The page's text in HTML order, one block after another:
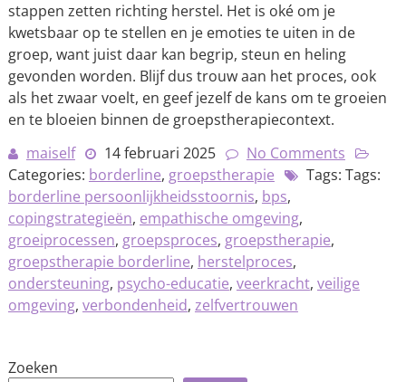
stappen zetten richting herstel. Het is oké om je
kwetsbaar op te stellen en je emoties te uiten in de
groep, want juist daar kan begrip, steun en heling
gevonden worden. Blijf dus trouw aan het proces, ook
als het zwaar voelt, en geef jezelf de kans om te groeien
en te bloeien binnen de groepstherapiecontext.
maiself
14 februari 2025
No Comments
Categories: borderline, groepstherapie
Tags: Tags:
borderline persoonlijkheidsstoornis, bps,
copingstrategieën, empathische omgeving,
groeiprocessen, groepsproces, groepstherapie,
groepstherapie borderline, herstelproces,
ondersteuning, psycho-educatie, veerkracht, veilige
omgeving, verbondenheid, zelfvertrouwen
Zoeken